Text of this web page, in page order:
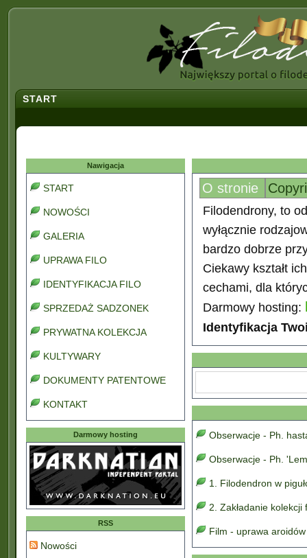
START
Nawigacja
START
NOWOŚCI
GALERIA
UPRAWA FILO
IDENTYFIKACJA FILO
SPRZEDAŻ SADZONEK
PRYWATNA KOLEKCJA
KULTYWARY
DOKUMENTY PATENTOWE
KONTAKT
Darmowy hosting
RSS
Nowości
O stronie
Filodendrony, to
wyłącznie
bardzo dobrze
Ciekawy kształt
cechami, dla
Darmowy hosting:
Identyfikacja
Obserwacje - Ph.
Obserwacje - Ph.
1. Filodendron w
2. Zakładanie
Film - uprawa